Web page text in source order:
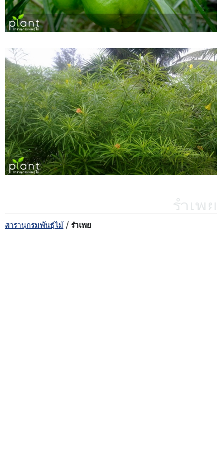
รำเพย
สารานุกรมพันธุ์ไม้/ รำเพย